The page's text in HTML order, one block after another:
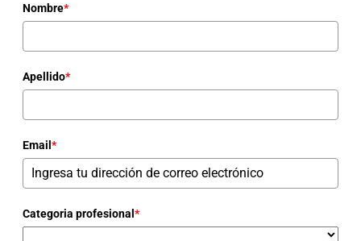
Nombre*
Apellido*
Email *
Categoria profesional *